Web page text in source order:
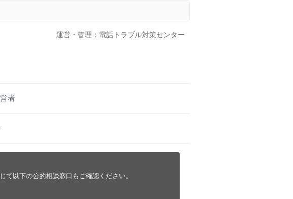
運営・管理：電話トラブル対策センター
者
以下の公的相談窓口もご確認ください。